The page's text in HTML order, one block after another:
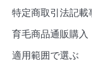
特定商取引法記載
育毛商品通販購入
適用範囲で選ぶ